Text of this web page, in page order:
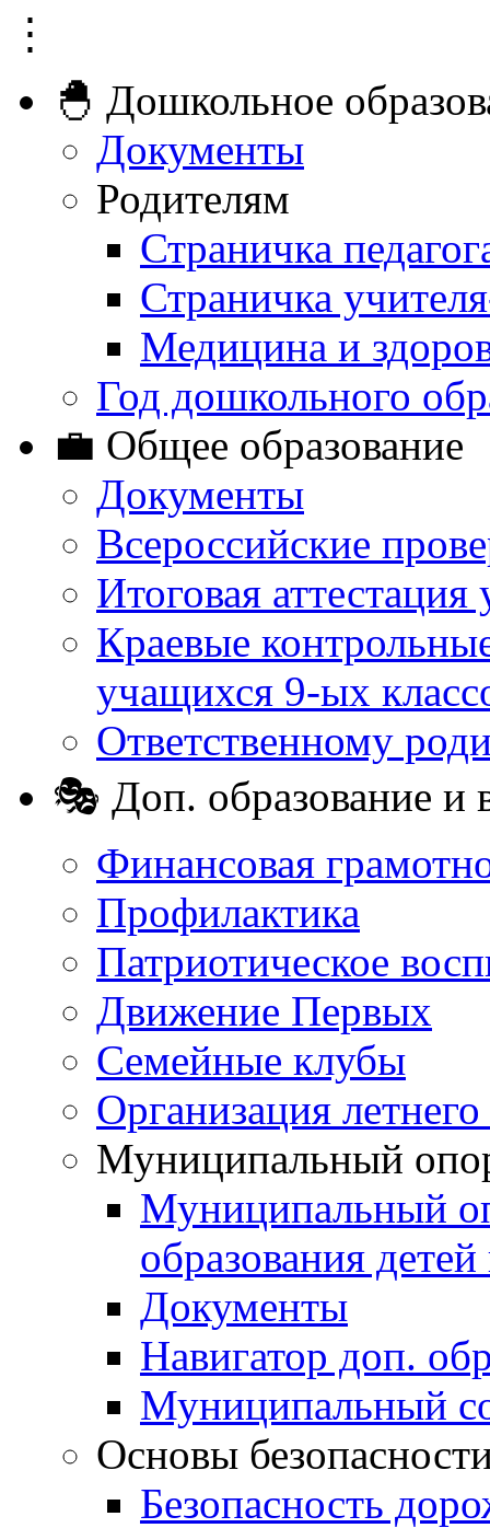
⋮
🐣 Дошкольное
Документы
Родителям
Страничка
Страничка
Медицина и
Год дошкольного
💼 Общее образование
Документы
Всероссийские
Итоговая
Краевые
учащихся 9-ых
Ответственному
🎭 Доп. образование и
Финансовая
Профилактика
Патриотическое
Движение Первых
Семейные клубы
Организация
Муниципальный
Муниципальный
образования
Документы
Навигатор доп.
Муниципальный
Основы
Безопасность